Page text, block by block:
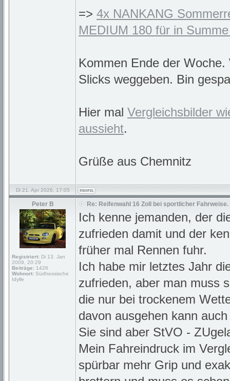
=> 4x NANKANG
MEDIUM 180 für in
Kommen Ende der
Slicks weggeben. Bin
Hier mal Vergleichsbilder
aussieht.
Grüße aus Chemnitz
Di 21. Apr 2026, 17:05
Peter B
Registriert: Di 13. Jan
2009, 20:29
Beiträge: 1426
Wohnort: Südhessische
Idylle
Re: Reifenwahl 16 Zoll bei sportlicher Fahrweise.
Ich kenne jemanden, der
zufrieden damit und der
früher mal Rennen fuhr.
Ich habe mir letztes Jahr
zufrieden, aber man muss
die nur bei trockenem
davon ausgehen kann
Sie sind aber StVO -
Mein Fahreindruck im
spürbar mehr Grip und